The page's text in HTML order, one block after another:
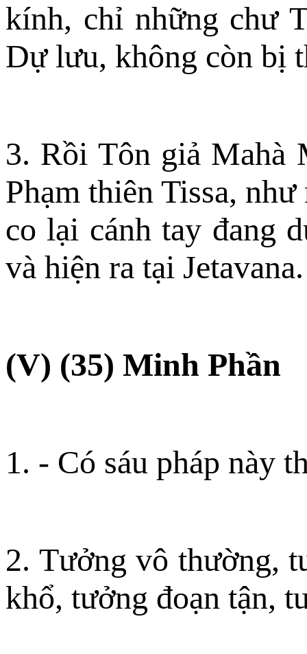
kính, chỉ những chư
Dự lưu, không còn bị
3. Rồi Tôn giả Mahà
Phạm thiên Tissa,
co lại cánh tay đang
và hiện ra tại Jetavana.
(V) (35) Minh Phần
1. - Có sáu pháp này
2. Tưởng vô thường,
khổ, tưởng đoạn tận,